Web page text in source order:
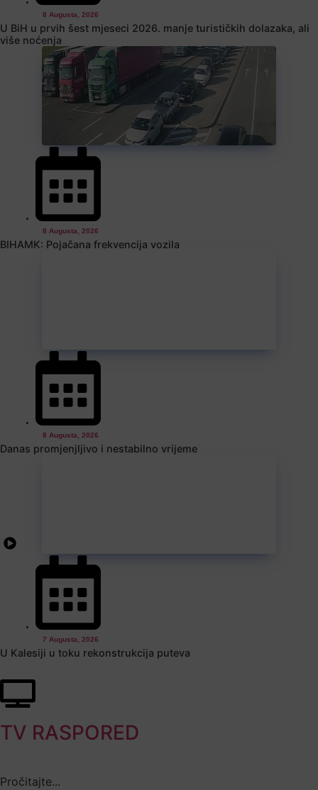
8 Augusta, 2026
U BiH u prvih šest mjeseci 2026. manje turističkih dolazaka, ali
više noćenja
8 Augusta, 2026
BIHAMK: Pojačana frekvencija vozila
8 Augusta, 2026
Danas promjenjljivo i nestabilno vrijeme
7 Augusta, 2026
U Kalesiji u toku rekonstrukcija puteva
TV RASPORED
Pročitajte...